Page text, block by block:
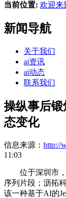
当前位置: 欢迎来
新闻导航
关于我们
ai资讯
ai动态
联系我们
操纵事后
态变化
信息来源： http://
11:03
位于深圳市，
序列片段；沥拓
该一种基于AI的